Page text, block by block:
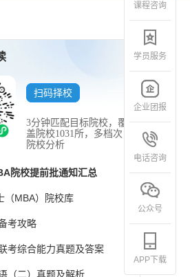
扫码择校
3分钟匹配目标院校，覆
盖院校1031所，多档次
院校分析
院校提前批通知汇总
（MBA）院校库
考攻略
考综合能力真题及答案
（二）真题及解析
课程咨询
学员服务
企业团报
电话咨询
公众号
APP下载